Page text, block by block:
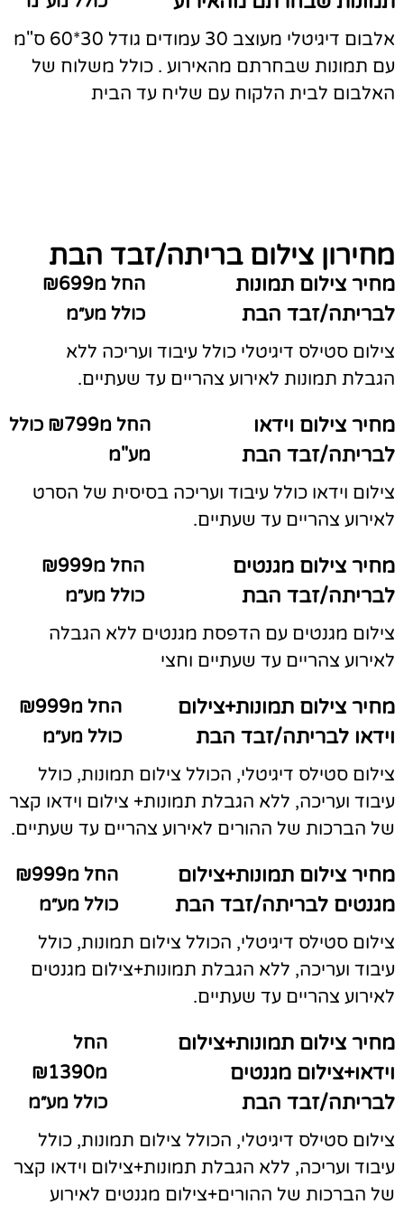
אלבום דיגיטלי מעוצב 30 עמודים גודל 30*60 ס"מ
עם תמונות שבחרתם מהאירוע . כולל משלוח של
האלבום לבית הלקוח עם שליח עד הבית
מחירון צילום בריתה/זבד הבת
מחיר צילום תמונות
לבריתה/זבד הבת
החל מ₪699
כולל מע״מ
צילום סטילס דיגיטלי כולל עיבוד ועריכה ללא
הגבלת תמונות לאירוע צהריים עד שעתיים.
מחיר צילום וידאו
לבריתה/זבד הבת
החל מ₪799 כולל
מע"מ
צילום וידאו כולל עיבוד ועריכה בסיסית של הסרט
לאירוע צהריים עד שעתיים.
מחיר צילום מגנטים
לבריתה/זבד הבת
החל מ₪999
כולל מע״מ
צילום מגנטים עם הדפסת מגנטים ללא הגבלה
לאירוע צהריים עד שעתיים וחצי
מחיר צילום תמונות+צילום
וידאו לבריתה/זבד הבת
החל מ₪999
כולל מע״מ
צילום סטילס דיגיטלי, הכולל צילום תמונות, כולל
עיבוד ועריכה, ללא הגבלת תמונות+ צילום וידאו קצר
של הברכות של ההורים לאירוע צהריים עד שעתיים.
מחיר צילום תמונות+צילום
מגנטים לבריתה/זבד הבת
החל מ₪999
כולל מע״מ
צילום סטילס דיגיטלי, הכולל צילום תמונות, כולל
עיבוד ועריכה, ללא הגבלת תמונות+צילום מגנטים
לאירוע צהריים עד שעתיים.
מחיר צילום תמונות+צילום
וידאו+צילום מגנטים
לבריתה/זבד הבת
החל
מ₪1390
כולל מע״מ
צילום סטילס דיגיטלי, הכולל צילום תמונות, כולל
עיבוד ועריכה, ללא הגבלת תמונות+צילום וידאו קצר
של הברכות של ההורים+צילום מגנטים לאירוע